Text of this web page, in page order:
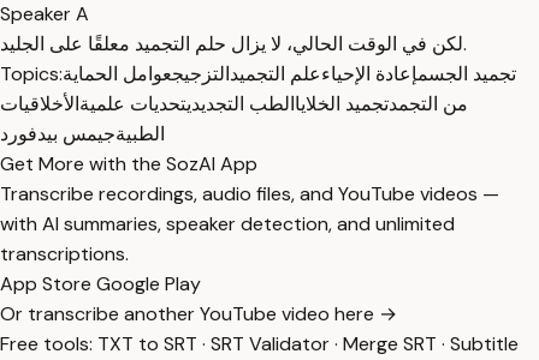
Speaker A
لكن في الوقت الحالي، لا يزال حلم التجميد معلقًا على الجليد.
Topics:
تجميد الجسمإعادة الإحياءعلم التجميدالتزجيجعوامل الحماية
من التجمدتجميد الخلاياالطب التجديديتحديات علميةالأخلاقيات
الطبيةجيمس بيدفورد
Get More with the SozAI App
Transcribe recordings, audio files, and YouTube videos —
with AI summaries, speaker detection, and unlimited
transcriptions.
App Store Google Play
Or transcribe another YouTube video here →
Free tools: TXT to SRT · SRT Validator· Merge SRT · Subtitle